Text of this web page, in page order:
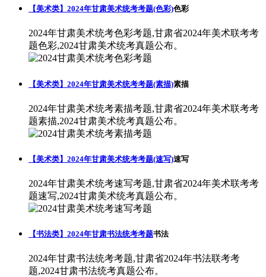
【美术类】2024年甘肃美术统考考题(色彩)色彩
2024年甘肃美术统考色彩考题,甘肃省2024年美术联考考
题色彩,2024甘肃美术统考真题公布。
【美术类】2024年甘肃美术统考考题(素描)素描
2024年甘肃美术统考素描考题,甘肃省2024年美术联考考
题素描,2024甘肃美术统考真题公布。
【美术类】2024年甘肃美术统考考题(速写)速写
2024年甘肃美术统考速写考题,甘肃省2024年美术联考考
题速写,2024甘肃美术统考真题公布。
【书法类】2024年甘肃书法统考考题书法
2024年甘肃书法统考考题,甘肃省2024年书法联考考
题,2024甘肃书法统考真题公布。